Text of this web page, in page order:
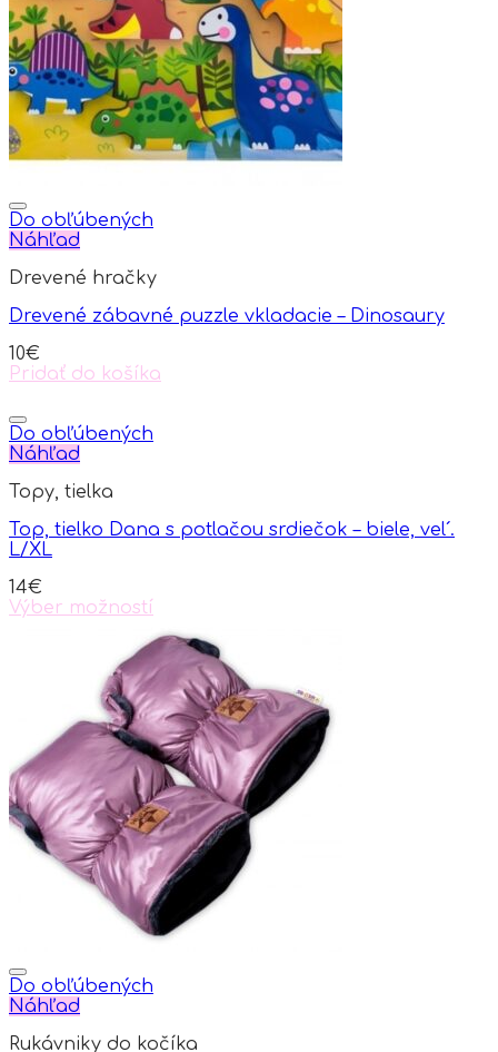
Do obľúbených
Náhľad
Drevené hračky
Drevené zábavné puzzle vkladacie – Dinosaury
10€
Pridať do košíka
Do obľúbených
Náhľad
Topy, tielka
Top, tielko Dana s potlačou srdiečok – biele, vel´.
L/XL
14€
Výber možností
options
may
be
chosen
on
the
product
Do obľúbených
Náhľad
Rukávniky do kočíka